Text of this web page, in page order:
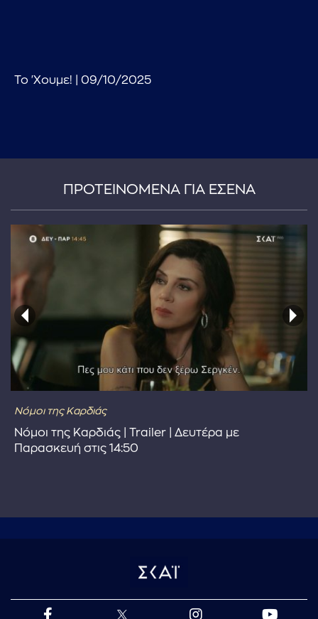
...πληκτρολογήστε κείμενο προς αναζήτηση
Το 'Χουμε! | 09/10/2025
ΠΡΟΤΕΙΝΟΜΕΝΑ ΓΙΑ ΕΣΕΝΑ
Νόμοι της Καρδιάς
Νόμοι της Καρδιάς | Trailer | Δευτέρα με
Παρασκευή στις 14:50